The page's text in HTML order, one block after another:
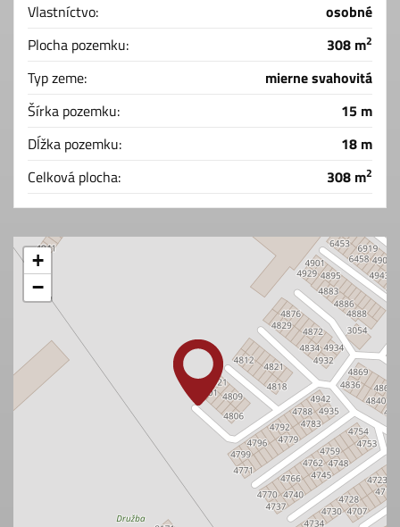
Vlastníctvo:
osobné
Plocha pozemku:
308 m2
Typ zeme:
mierne svahovitá
Šírka pozemku:
15 m
Dĺžka pozemku:
18 m
Celková plocha:
308 m2
+
−